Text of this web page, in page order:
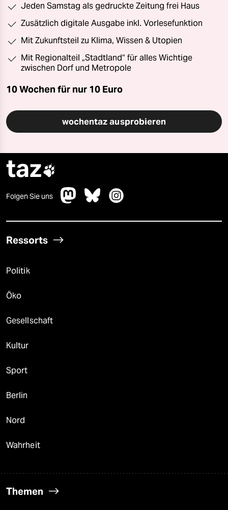
Jeden Samstag als gedruckte Zeitung frei Haus
Zusätzlich digitale Ausgabe inkl. Vorlesefunktion
Mit Zukunftsteil zu Klima, Wissen & Utopien
Mit Regionalteil „Stadtland“ für alles Wichtige
zwischen Dorf und Metropole
10 Wochen für nur 10 Euro
wochentaz ausprobieren
taz
Folgen Sie uns
Ressorts
Politik
Öko
Gesellschaft
Kultur
Sport
Berlin
Nord
Wahrheit
Themen